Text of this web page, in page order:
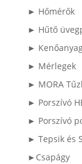
► Hőmérők
► Hűtő
►
► Mérlegek
► MORA
► Porszívó
► Porszívó
► Tepsik és
►Csapágy